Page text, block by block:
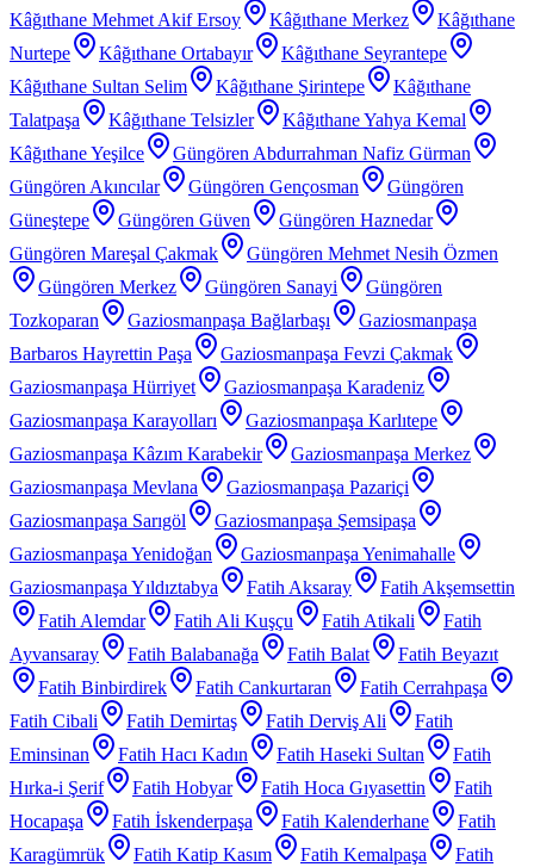
Kâğıthane Mehmet Akif Ersoy
Kâğıthane Merkez
Kâğıthane
Nurtepe
Kâğıthane Ortabayır
Kâğıthane Seyrantepe
Kâğıthane Sultan Selim
Kâğıthane Şirintepe
Kâğıthane
Talatpaşa
Kâğıthane Telsizler
Kâğıthane Yahya Kemal
Kâğıthane Yeşilce
Güngören Abdurrahman Nafiz Gürman
Güngören Akıncılar
Güngören Gençosman
Güngören
Güneştepe
Güngören Güven
Güngören Haznedar
Güngören Mareşal Çakmak
Güngören Mehmet Nesih Özmen
Güngören Merkez
Güngören Sanayi
Güngören
Tozkoparan
Gaziosmanpaşa Bağlarbaşı
Gaziosmanpaşa
Barbaros Hayrettin Paşa
Gaziosmanpaşa Fevzi Çakmak
Gaziosmanpaşa Hürriyet
Gaziosmanpaşa Karadeniz
Gaziosmanpaşa Karayolları
Gaziosmanpaşa Karlıtepe
Gaziosmanpaşa Kâzım Karabekir
Gaziosmanpaşa Merkez
Gaziosmanpaşa Mevlana
Gaziosmanpaşa Pazariçi
Gaziosmanpaşa Sarıgöl
Gaziosmanpaşa Şemsipaşa
Gaziosmanpaşa Yenidoğan
Gaziosmanpaşa Yenimahalle
Gaziosmanpaşa Yıldıztabya
Fatih Aksaray
Fatih Akşemsettin
Fatih Alemdar
Fatih Ali Kuşçu Fatih Atikali
Fatih
Ayvansaray
Fatih Balabanağa Fatih Balat
Fatih Beyazıt
Fatih Binbirdirek
Fatih Cankurtaran
Fatih Cerrahpaşa
Fatih Cibali
Fatih Demirtaş Fatih Derviş Ali
Fatih
Eminsinan
Fatih Hacı Kadın Fatih Haseki Sultan
Fatih
Hırka-i Şerif
Fatih Hobyar Fatih Hoca Gıyasettin
Fatih
Hocapaşa
Fatih İskenderpaşa Fatih Kalenderhane
Fatih
Karagümrük
Fatih Katip Kasım Fatih Kemalpaşa Fatih